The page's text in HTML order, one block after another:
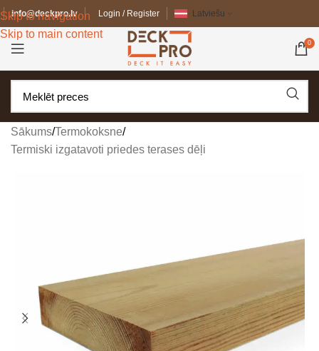
Skip to navigation
Skip to main content
info@deckpro.lv Login / Register Latviešu
0
Sākums/Termokoksne/
Termiski izgatavoti priedes terases dēļi